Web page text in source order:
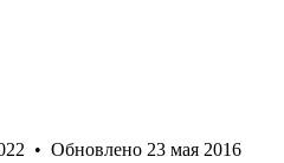
• Обновлено 23 мая 2016